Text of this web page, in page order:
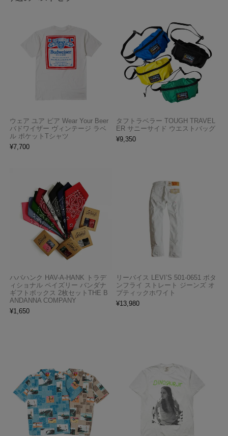
ウェア ユア ビア Wear Your Beer
バドワイザー ヴィンテージ ラベ
ル ポケットTシャツ
¥7,700
タフトラベラー TOUGH TRAVEL
ER サニーサイド ウエストバッグ
¥9,350
ハバハンク HAV-A-HANK トラデ
ィショナル ペイズリー バンダナ
ギフトボックス 2枚セットTHE B
ANDANNA COMPANY
¥1,650
リーバイス LEVI’S 501-0651 ボタ
ンフライ ストレート ジーンズ オ
プティックホワイト
¥13,980